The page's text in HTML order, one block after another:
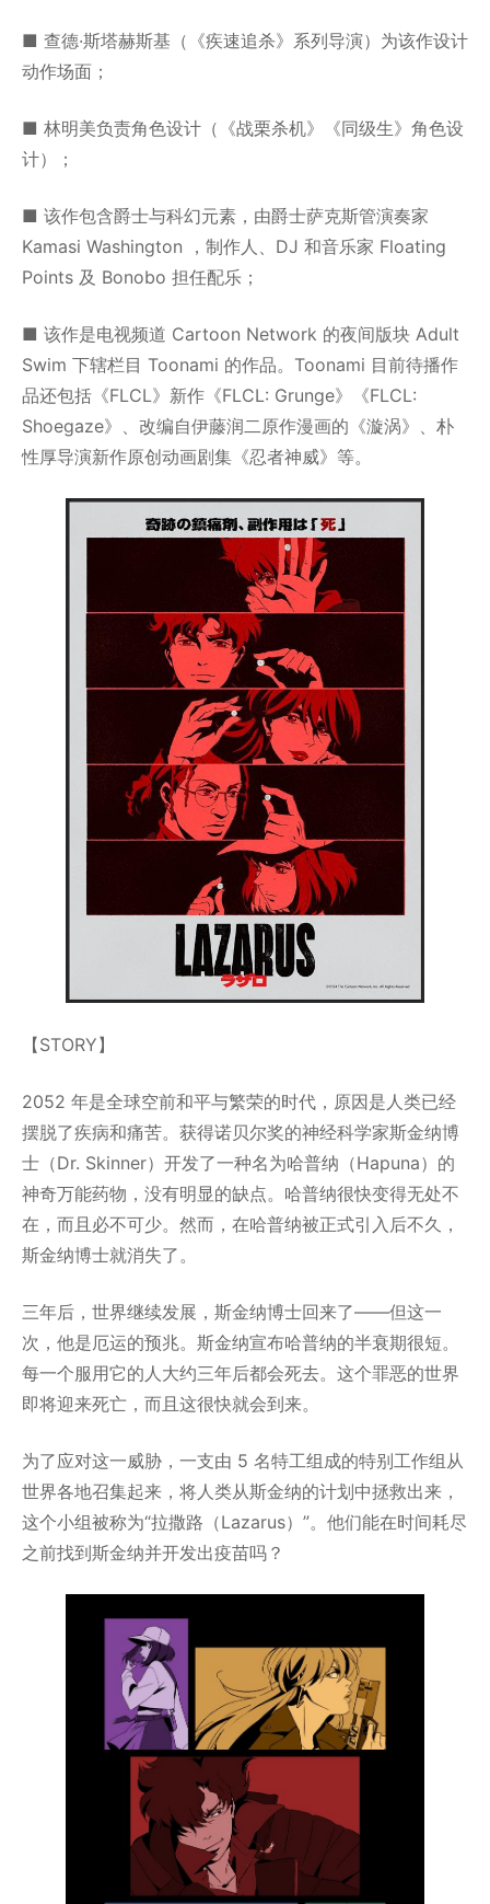
■ 查德·斯塔赫斯基（《疾速追杀》系列导演）为该作设计
动作场面；
■ 林明美负责角色设计（《战栗杀机》《同级生》角色设
计）；
■ 该作包含爵士与科幻元素，由爵士萨克斯管演奏家
Kamasi Washington ，制作人、DJ 和音乐家 Floating
Points 及 Bonobo 担任配乐；
■ 该作是电视频道 Cartoon Network 的夜间版块 Adult
Swim 下辖栏目 Toonami 的作品。Toonami 目前待播作
品还包括《FLCL》新作《FLCL: Grunge》《FLCL:
Shoegaze》、改编自伊藤润二原作漫画的《漩涡》、朴
性厚导演新作原创动画剧集《忍者神威》等。
【STORY】
2052 年是全球空前和平与繁荣的时代，原因是人类已经
摆脱了疾病和痛苦。获得诺贝尔奖的神经科学家斯金纳博
士（Dr. Skinner）开发了一种名为哈普纳（Hapuna）的
神奇万能药物，没有明显的缺点。哈普纳很快变得无处不
在，而且必不可少。然而，在哈普纳被正式引入后不久，
斯金纳博士就消失了。
三年后，世界继续发展，斯金纳博士回来了——但这一
次，他是厄运的预兆。斯金纳宣布哈普纳的半衰期很短。
每一个服用它的人大约三年后都会死去。这个罪恶的世界
即将迎来死亡，而且这很快就会到来。
为了应对这一威胁，一支由 5 名特工组成的特别工作组从
世界各地召集起来，将人类从斯金纳的计划中拯救出来，
这个小组被称为“拉撒路（Lazarus）”。他们能在时间耗尽
之前找到斯金纳并开发出疫苗吗？